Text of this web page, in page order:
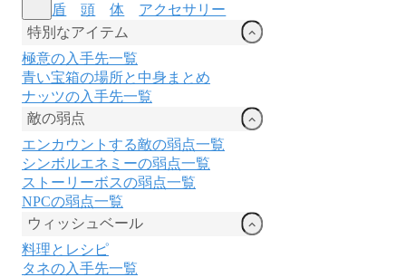
盾
頭 体
アクセサリー
特別なアイテム
極意の入手先一覧
青い宝箱の場所と中身まとめ
ナッツの入手先一覧
敵の弱点
エンカウントする敵の弱点一覧
シンボルエネミーの弱点一覧
ストーリーボスの弱点一覧
NPCの弱点一覧
ウィッシュベール
料理とレシピ
タネの入手先一覧